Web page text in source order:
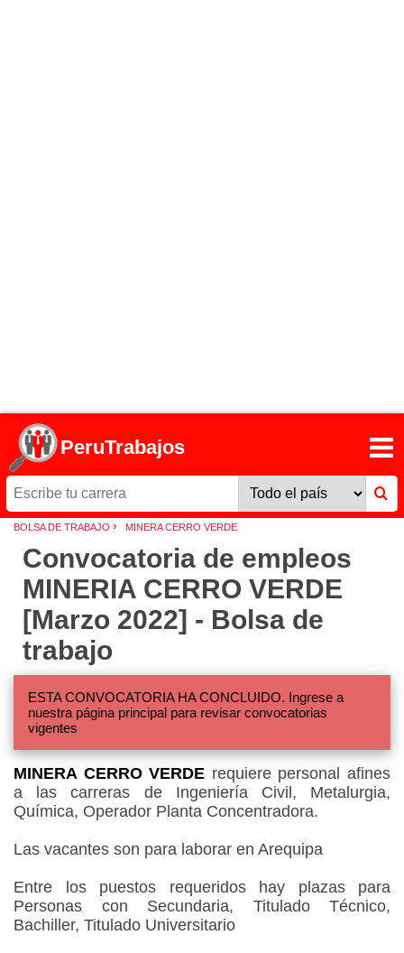
PeruTrabajos
BOLSA DE TRABAJO › MINERA CERRO VERDE
Convocatoria de empleos
MINERIA CERRO VERDE
[Marzo 2022] - Bolsa de
trabajo
ESTA CONVOCATORIA HA CONCLUIDO. Ingrese a
nuestra página principal para revisar convocatorias
vigentes
MINERA CERRO VERDE requiere personal afines
a las carreras de Ingeniería Civil, Metalurgia,
Química, Operador Planta Concentradora.
Las vacantes son para laborar en Arequipa
Entre los puestos requeridos hay plazas para
Personas con Secundaria, Titulado Técnico,
Bachiller, Titulado Universitario